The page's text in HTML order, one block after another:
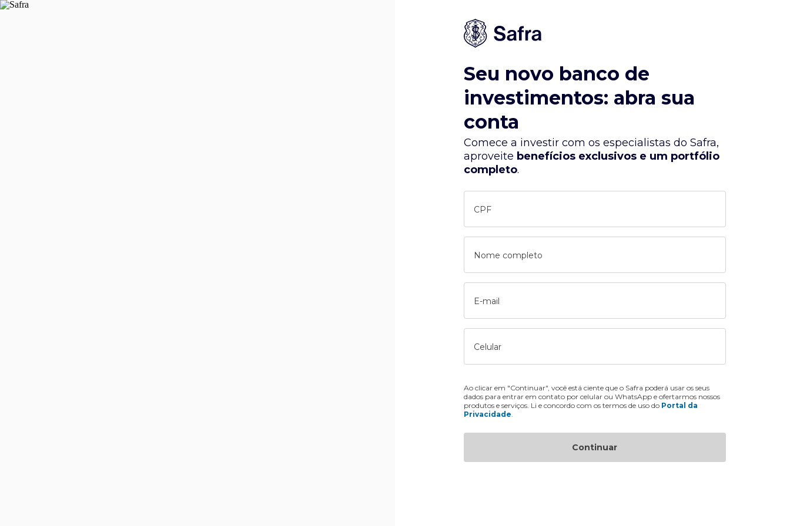
Seu novo banco de
investimentos: abra sua
conta
Comece a investir com os especialistas do Safra,
aproveite benefícios exclusivos e um portfólio
completo.
CPF
Nome completo
E-mail
Celular
Ao clicar em "Continuar", você está ciente que o Safra poderá usar os seus
dados para entrar em contato por celular ou WhatsApp e ofertarmos nossos
produtos e serviços. Li e concordo com os termos de uso do Portal da
Privacidade
Continuar